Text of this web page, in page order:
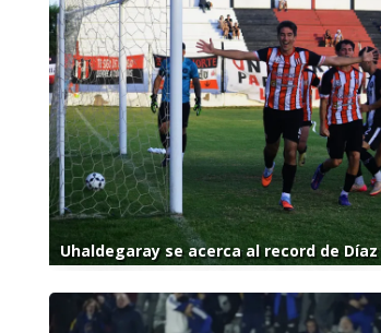
Uhaldegaray se acerca al record de Díaz